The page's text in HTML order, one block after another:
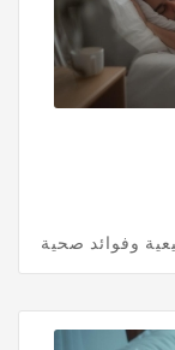
وفوائد صحية